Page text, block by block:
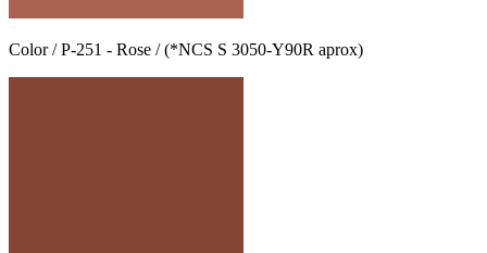
Color / P-251 - Rose / (*NCS S 3050-Y90R aprox)